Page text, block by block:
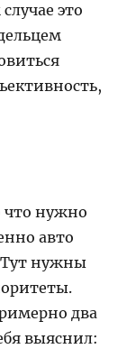
это
что нужно
авто
Тут нужны
два
выяснил: